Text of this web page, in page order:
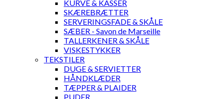
KURVE & KASSER
SKÆREBRÆTTER
SERVERINGSFADE & SKÅLE
SÆBER - Savon de Marseille
TALLERKENER & SKÅLE
VISKESTYKKER
TEKSTILER
DUGE & SERVIETTER
HÅNDKLÆDER
TÆPPER & PLAIDER
PUDER